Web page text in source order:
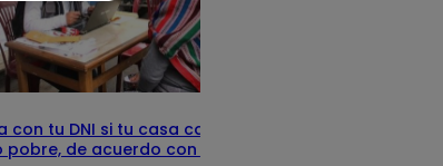
con tu DNI si tu casa califica
pobre, de acuerdo con el Sisfoh